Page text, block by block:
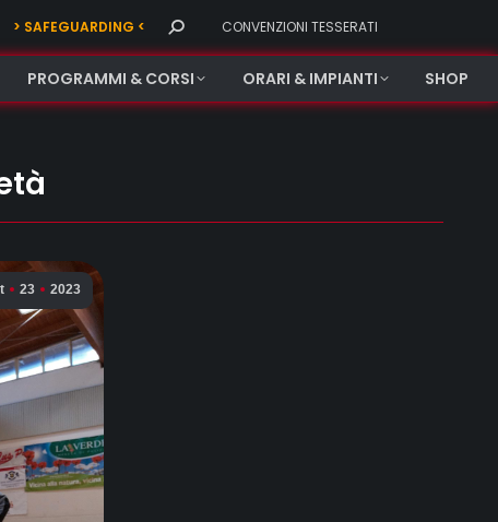
> SAFEGUARDING < Search: CONVENZIONI TESSERATI
PROGRAMMI & CORSI ORARI & IMPIANTI SHOP
23 2023